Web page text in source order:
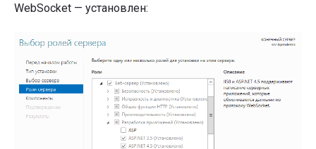
WebSocket — установлен: